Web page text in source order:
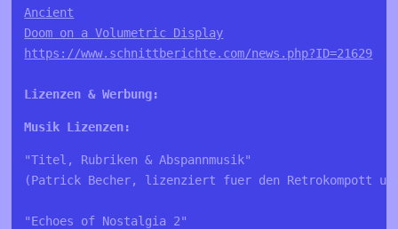
Ancient
Doom on a Volumetric Display
https://www.schnittberichte.com/news.php?ID=21629
Lizenzen & Werbung:
Musik Lizenzen:
"Titel, Rubriken & Abspannmusik"
(Patrick Becher, lizenziert fuer den Retrokompott
"Echoes of Nostalgia 2"